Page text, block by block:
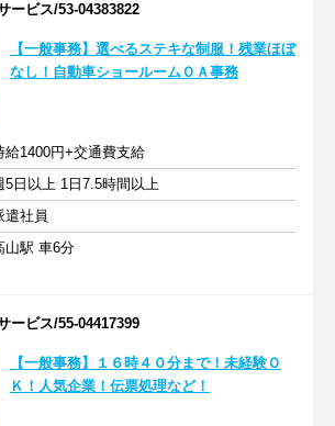
ービス/53-04383822
【一般事務】選べるステキな制服！残業ほぼ
なし！自動車ショールームＯＡ事務
給1400円+交通費支給
5日以上 1日7.5時間以上
遣社員
山駅 車6分
ービス/55-04417399
【一般事務】１６時４０分まで！未経験Ｏ
Ｋ！人気企業！伝票処理など！